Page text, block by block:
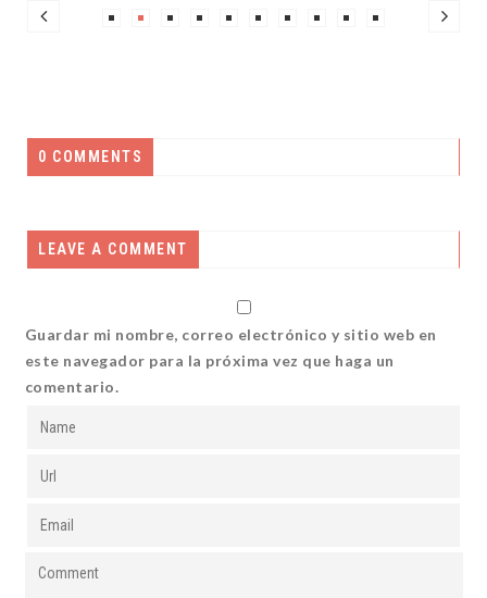
0 COMMENTS
LEAVE A COMMENT
Guardar mi nombre, correo electrónico y sitio web en
este navegador para la próxima vez que haga un
comentario.